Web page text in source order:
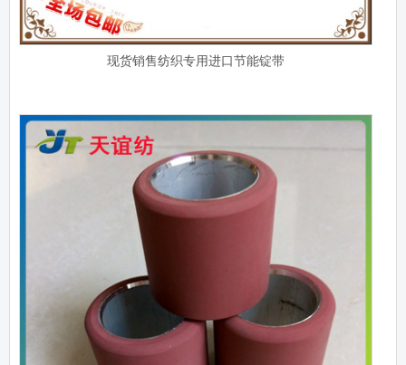
现货销售纺织专用进口节能锭带